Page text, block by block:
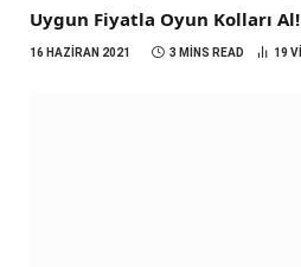
Uygun Fiyatla Oyun Kolları
16 HAZIRAN 2021 3 MINS READ 19